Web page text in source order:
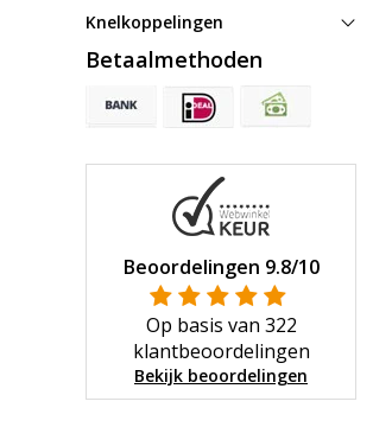
Knelkoppelingen
Betaalmethoden
Beoordelingen 9.8/10
Op basis van 322
klantbeoordelingen
Bekijk beoordelingen